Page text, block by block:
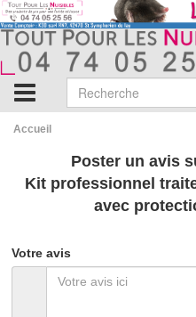
Accueil
Poster un avis
Kit professionnel
avec
Votre avis